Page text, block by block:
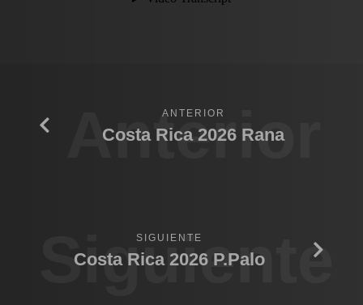
Anterior
ANTERIOR
Costa Rica 2026 Rana
Siguiente
SIGUIENTE
Costa Rica 2026 P.Palo